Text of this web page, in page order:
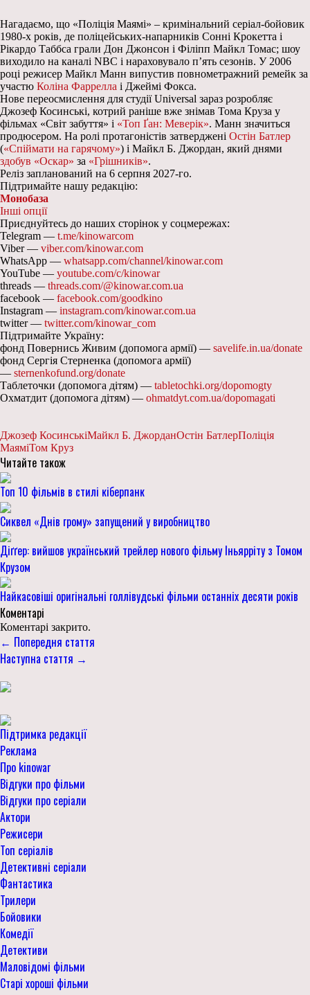
Нагадаємо, що «Поліція Маямі» – кримінальний серіал-бойовик
1980-х років, де поліцейських-напарників Сонні Крокетта і
Рікардо Таббса грали Дон Джонсон і Філіпп Майкл Томас; шоу
виходило на каналі NBC і нараховувало п’ять сезонів. У 2006
році режисер Майкл Манн випустив повнометражний ремейк за
участю Коліна Фаррелла і Джеймі Фокса.
Нове переосмислення для студії Universal зараз розробляє
Джозеф Косинські, котрий раніше вже знімав Тома Круза у
фільмах «Світ забуття» і «Топ Ґан: Меверік». Манн значиться
продюсером. На ролі протагоністів затверджені Остін Батлер
(«Спіймати на гарячому») і Майкл Б. Джордан, який днями
здобув «Оскар» за «Грішників».
Реліз запланований на 6 серпня 2027-го.
Підтримайте нашу редакцію:
Монобаза
Інші опції
Приєднуйтесь до наших сторінок у соцмережах:
Telegram — t.me/kinowarcom
Viber — viber.com/kinowar.com
WhatsApp — whatsapp.com/channel/kinowar.com
YouTube — youtube.com/c/kinowar
threads — threads.com/@kinowar.com.ua
facebook — facebook.com/goodkino
Instagram — instagram.com/kinowar.com.ua
twitter — twitter.com/kinowar_com
Підтримайте Україну:
фонд Повернись Живим (допомога армії) — savelife.in.ua/donate
фонд Сергія Стерненка (допомога армії)
— sternenkofund.org/donate
Таблеточки (допомога дітям) — tabletochki.org/dopomogty
Охматдит (допомога дітям) — ohmatdyt.com.ua/dopomagati
Джозеф КосинськіМайкл Б. ДжорданОстін БатлерПоліція
МаяміТом Круз
Читайте також
Топ 10 фільмів в стилі кіберпанк
Сиквел «Днів грому» запущений у виробництво
Діґґер: вийшов український трейлер нового фільму Іньярріту з Томом
Крузом
Найкасовіші оригінальні голлівудські фільми останніх десяти років
Коментарі
Коментарі закрито.
← Попередня стаття
Наступна стаття →
Підтримка редакції
Реклама
Про kinowar
Відгуки про фільми
Відгуки про серіали
Актори
Режисери
Топ серіалів
Детективні серіали
Фантастика
Трилери
Бойовики
Комедії
Детективи
Маловідомі фільми
Старі хороші фільми